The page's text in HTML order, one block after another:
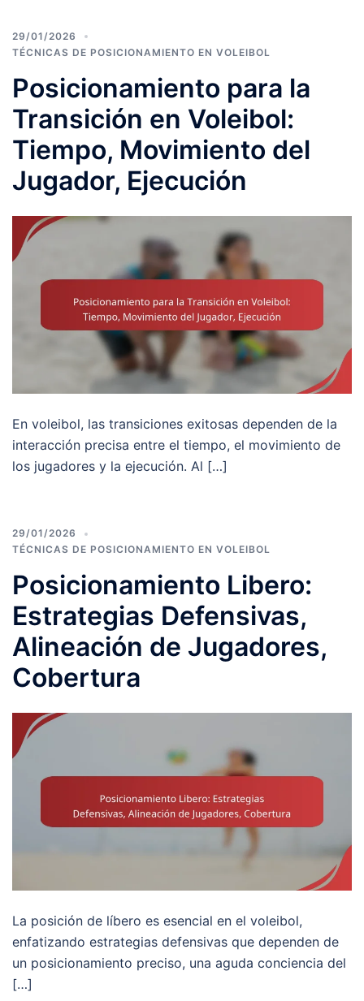
29/01/2026
TÉCNICAS DE POSICIONAMIENTO EN VOLEIBOL
Posicionamiento para la
Transición en Voleibol:
Tiempo, Movimiento del
Jugador, Ejecución
En voleibol, las transiciones exitosas dependen de la
interacción precisa entre el tiempo, el movimiento de
los jugadores y la ejecución. Al […]
29/01/2026
TÉCNICAS DE POSICIONAMIENTO EN VOLEIBOL
Posicionamiento Libero:
Estrategias Defensivas,
Alineación de Jugadores,
Cobertura
La posición de líbero es esencial en el voleibol,
enfatizando estrategias defensivas que dependen de
un posicionamiento preciso, una aguda conciencia del
[…]